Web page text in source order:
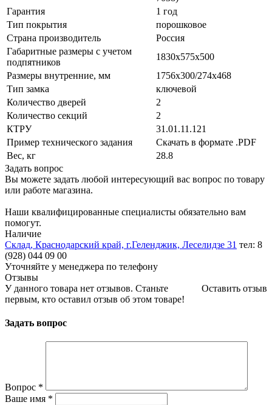
Гарантия
1 год
Тип покрытия
порошковое
Страна производитель
Россия
Габаритные размеры с учетом
подпятников
1830x575x500
Размеры внутренние, мм
1756x300/274x468
Тип замка
ключевой
Количество дверей
2
Количество секций
2
КТРУ
31.01.11.121
Пример технического задания
Скачать в формате .PDF
Вес, кг
28.8
Задать вопрос
Вы можете задать любой интересующий вас вопрос по товару
или работе магазина.
Наши квалифицированные специалисты обязательно вам
помогут.
Наличие
Склад, Краснодарский край, г.Геленджик, Леселидзе 31 тел: 8
(928) 044 09 00
Уточняйте у менеджера по телефону
Отзывы
Оставить отзыв
У данного товара нет отзывов. Станьте
первым, кто оставил отзыв об этом товаре!
Задать вопрос
Вопрос *
Ваше имя *